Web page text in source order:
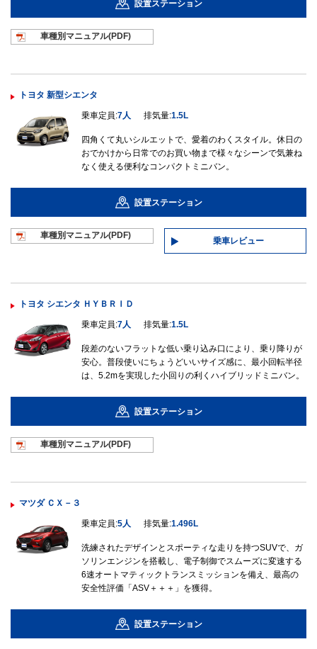
設置ステーション
車種別マニュアル(PDF)
トヨタ 新型シエンタ
乗車定員:7人 排気量:1.5L
四角くて丸いシルエットで、愛着のわくスタイル。休日の
おでかけから日常でのお買い物まで様々なシーンで気兼ね
なく使える便利なコンパクトミニバン。
設置ステーション
車種別マニュアル(PDF)
乗車レビュー
トヨタ シエンタ ＨＹＢＲＩＤ
乗車定員:7人 排気量:1.5L
段差のないフラットな低い乗り込み口により、乗り降りが
安心。普段使いにちょうどいいサイズ感に、最小回転半径
は、5.2mを実現した小回りの利くハイブリッドミニバン。
設置ステーション
車種別マニュアル(PDF)
マツダ ＣＸ－３
乗車定員:5人 排気量:1.496L
洗練されたデザインとスポーティな走りを持つSUVで、ガ
ソリンエンジンを搭載し、電子制御でスムーズに変速する
6速オートマティックトランスミッションを備え、最高の
安全性評価「ASV＋＋＋」を獲得。
設置ステーション